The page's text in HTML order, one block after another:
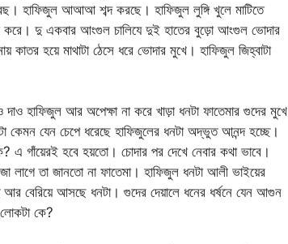
হাফিজুল আআআ শব্দ করছে। হাফিজুল লুঙ্গি খুলে মাটিতে
করে। দু একবার আংগুল চালিযে দুই হাতের বুড়ো আংগুল ভোদার
কাতর হয়ে মাথাটা ঠেসে ধরে ভোদার মুখে। হাফিজুল জিহ্বাটা
হাফিজুল আর অপেক্ষা না করে খাড়া ধনটা ফাতেমার গুদের মুখে
কেমন যেন চেপে ধরেছে হাফিজুলের ধনটা অদ্ভুত আনন্দ হচ্ছে।
এ গাঁয়েরই হবে হয়তো। চোদার পর দেখে নেবার কথা ভাবে।
লাগে তা জানতো না ফাতেমা। হাফিজুল ধনটা আলী ভাইয়ের
বেরিয়ে আসছে ধনটা। গুদের দেয়ালে ধনের ধর্ষনে যেন আগুন
কে?